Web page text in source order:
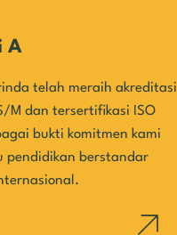
A
telah meraih akreditasi
M dan tersertifikasi ISO
bukti komitmen kami
pendidikan berstandar